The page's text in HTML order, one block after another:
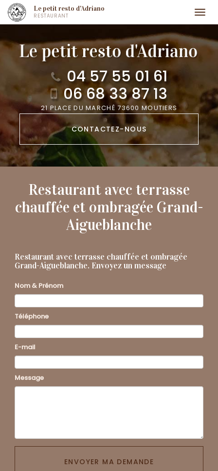
Aller
au
principal
Le petit resto d'Adriano
RESTAURANT
04 57 55 01 61
06 68 33 87 13
21 PLACE DU MARCHÉ 73600 MOUTIERS
CONTACTEZ-NOUS
Restaurant avec terrasse
chauffée et ombragée Grand-
Aigueblanche
Restaurant avec terrasse chauffée et ombragée
Grand-Aigueblanche. Envoyez un message
Nom & Prénom
Téléphone
E-mail
Message
ENVOYER MA DEMANDE